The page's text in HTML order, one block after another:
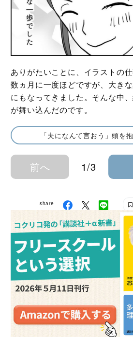
ありがたいことに、イラストの仕
数ヵ月に一度ほどですが、大き
にもなってきました。そんな中
が舞い込んだのです。
「夫になんて言おう」頭を
前へ 1/3
share